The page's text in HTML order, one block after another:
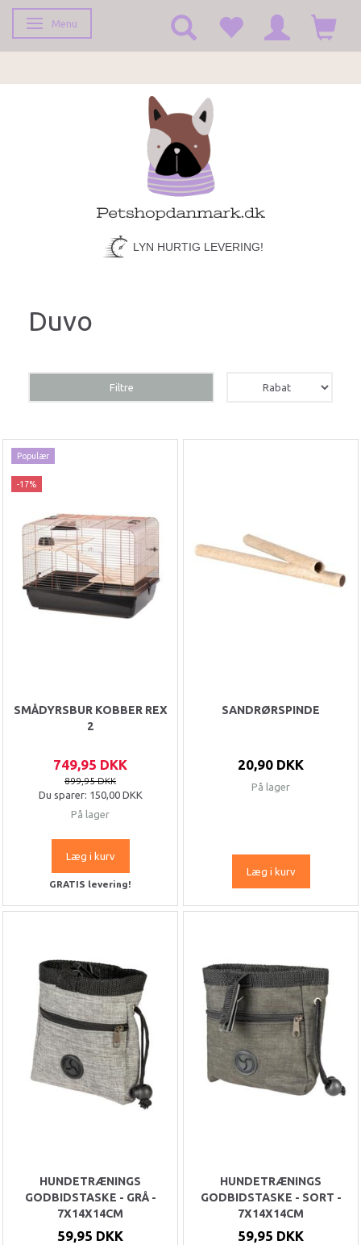
Skifte navigation
Menu
LYN HURTIG LEVERING!
Duvo
Filtre
Populær
-17%
SMÅDYRSBUR KOBBER REX
2
749,95 DKK
899,95 DKK
Du sparer: 150,00 DKK
På lager
Læg i kurv
GRATIS levering!
SANDRØRSPINDE
20,90 DKK
På lager
Læg i kurv
HUNDETRÆNINGS
GODBIDSTASKE - GRÅ -
7X14X14CM
59,95 DKK
HUNDETRÆNINGS
GODBIDSTASKE - SORT -
7X14X14CM
59,95 DKK